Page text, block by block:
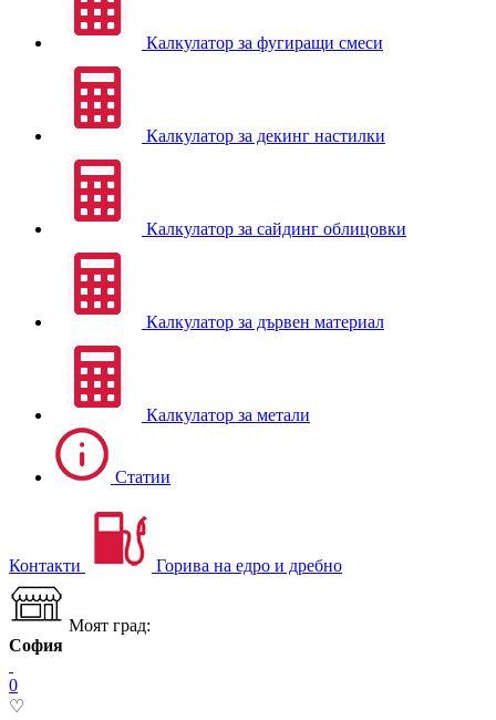
Калкулатор за фугиращи смеси
Калкулатор за декинг настилки
Калкулатор за сайдинг облицовки
Калкулатор за дървен материал
Калкулатор за метали
Статии
Контакти Горива на едро и дребно
Моят град:
София
0
♡